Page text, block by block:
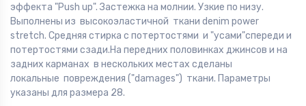
эффекта "Push up". Застежка на молнии. Узкие по низу.
Выполнены из высокоэластичной ткани denim power
stretch. Средняя стирка с потертостями и "усами"спереди и
потертостями сзади.На передних половинках джинсов и на
задних карманах в нескольких местах сделаны
локальные повреждения ("damages") ткани. Параметры
указаны для размера 28.